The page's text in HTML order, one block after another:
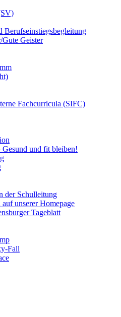
Berufseinstiegsbegleitung
Geister
Fachcurricula (SIFC)
Gesund und fit bleiben!
der Schulleitung
unserer Homepage
Tageblatt
Fall